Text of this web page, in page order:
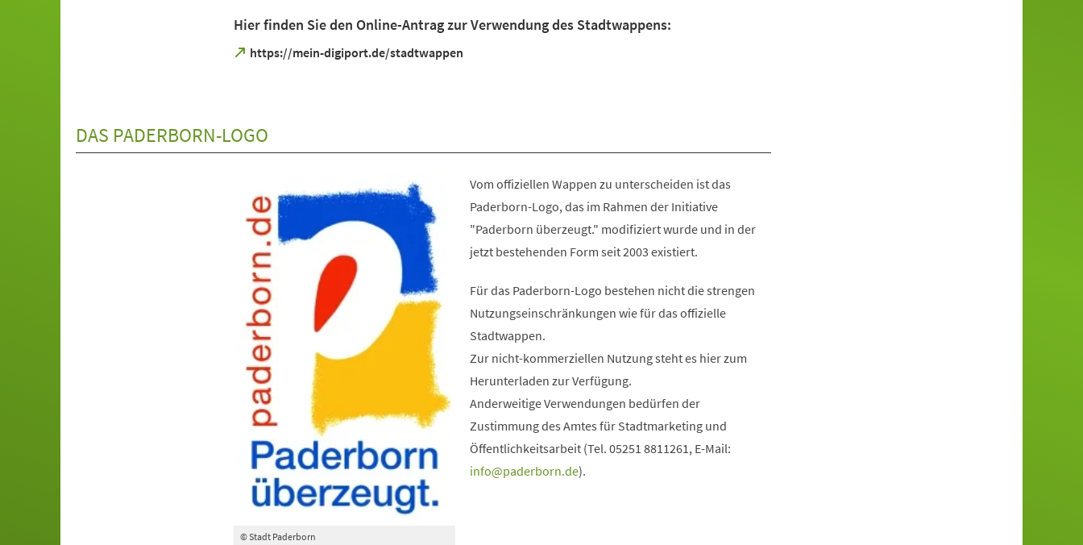
Hier finden Sie den Online-Antrag zur Verwendung des Stadtwappens:
https://mein-digiport.de/stadtwappen
(Öffnet
DAS PADERBORN-LOGO
© Stadt Paderborn
Vom offiziellen Wappen zu unterscheiden ist das
Paderborn-Logo, das im Rahmen der Initiative
"Paderborn überzeugt." modifiziert wurde und in der
jetzt bestehenden Form seit 2003 existiert.
Für das Paderborn-Logo bestehen nicht die strengen
Nutzungseinschränkungen wie für das offizielle
Stadtwappen.
Zur nicht-kommerziellen Nutzung steht es hier zum
Herunterladen zur Verfügung.
Anderweitige Verwendungen bedürfen der
Zustimmung des Amtes für Stadtmarketing und
Öffentlichkeitsarbeit (Tel. 05251 8811261, E-Mail:
info
paderborn de).